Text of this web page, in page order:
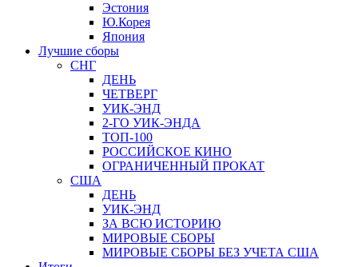
Эстония
Ю.Корея
Япония
Лучшие сборы
СНГ
ДЕНЬ
ЧЕТВЕРГ
УИК-ЭНД
2-ГО УИК-ЭНДА
ТОП-100
РОССИЙСКОЕ КИНО
ОГРАНИЧЕННЫЙ ПРОКАТ
США
ДЕНЬ
УИК-ЭНД
ЗА ВСЮ ИСТОРИЮ
МИРОВЫЕ СБОРЫ
МИРОВЫЕ СБОРЫ БЕЗ УЧЕТА США